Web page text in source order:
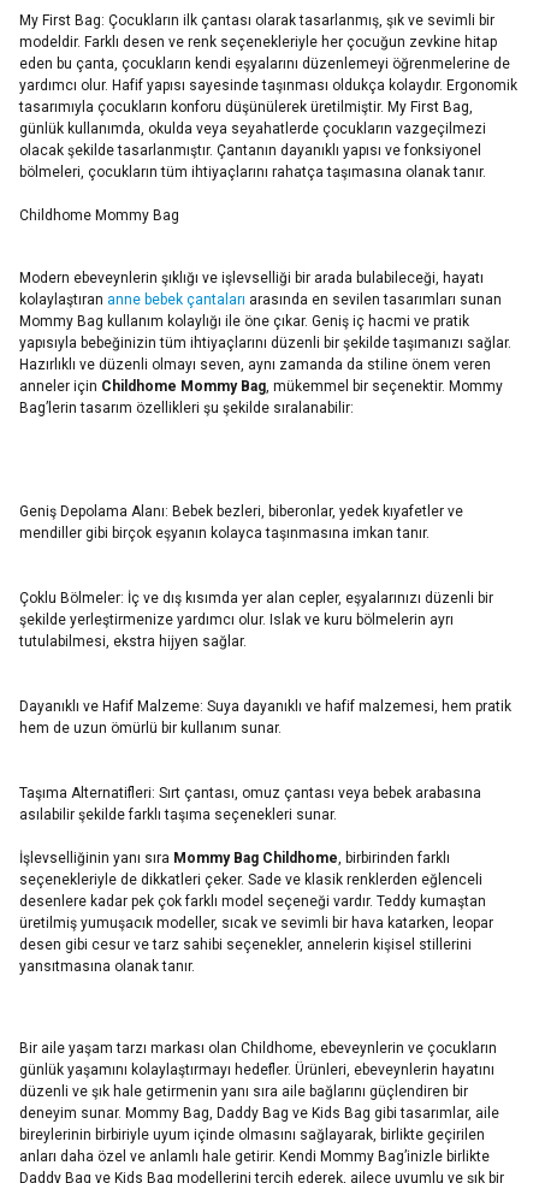
My First Bag: Çocukların ilk çantası olarak tasarlanmış, şık ve sevimli bir
modeldir. Farklı desen ve renk seçenekleriyle her çocuğun zevkine hitap
eden bu çanta, çocukların kendi eşyalarını düzenlemeyi öğrenmelerine de
yardımcı olur. Hafif yapısı sayesinde taşınması oldukça kolaydır. Ergonomik
tasarımıyla çocukların konforu düşünülerek üretilmiştir. My First Bag,
günlük kullanımda, okulda veya seyahatlerde çocukların vazgeçilmezi
olacak şekilde tasarlanmıştır. Çantanın dayanıklı yapısı ve fonksiyonel
bölmeleri, çocukların tüm ihtiyaçlarını rahatça taşımasına olanak tanır.
Childhome Mommy Bag
Modern ebeveynlerin şıklığı ve işlevselliği bir arada bulabileceği, hayatı
kolaylaştıran anne bebek çantaları arasında en sevilen tasarımları sunan
Mommy Bag kullanım kolaylığı ile öne çıkar. Geniş iç hacmi ve pratik
yapısıyla bebeğinizin tüm ihtiyaçlarını düzenli bir şekilde taşımanızı sağlar.
Hazırlıklı ve düzenli olmayı seven, aynı zamanda da stiline önem veren
anneler için Childhome Mommy Bag, mükemmel bir seçenektir. Mommy
Bag’lerin tasarım özellikleri şu şekilde sıralanabilir:
Geniş Depolama Alanı: Bebek bezleri, biberonlar, yedek kıyafetler ve
mendiller gibi birçok eşyanın kolayca taşınmasına imkan tanır.
Çoklu Bölmeler: İç ve dış kısımda yer alan cepler, eşyalarınızı düzenli bir
şekilde yerleştirmenize yardımcı olur. Islak ve kuru bölmelerin ayrı
tutulabilmesi, ekstra hijyen sağlar.
Dayanıklı ve Hafif Malzeme: Suya dayanıklı ve hafif malzemesi, hem pratik
hem de uzun ömürlü bir kullanım sunar.
Taşıma Alternatifleri: Sırt çantası, omuz çantası veya bebek arabasına
asılabilir şekilde farklı taşıma seçenekleri sunar.
İşlevselliğinin yanı sıra Mommy Bag Childhome, birbirinden farklı
seçenekleriyle de dikkatleri çeker. Sade ve klasik renklerden eğlenceli
desenlere kadar pek çok farklı model seçeneği vardır. Teddy kumaştan
üretilmiş yumuşacık modeller, sıcak ve sevimli bir hava katarken, leopar
desen gibi cesur ve tarz sahibi seçenekler, annelerin kişisel stillerini
yansıtmasına olanak tanır.
Bir aile yaşam tarzı markası olan Childhome, ebeveynlerin ve çocukların
günlük yaşamını kolaylaştırmayı hedefler. Ürünleri, ebeveynlerin hayatını
düzenli ve şık hale getirmenin yanı sıra aile bağlarını güçlendiren bir
deneyim sunar. Mommy Bag, Daddy Bag ve Kids Bag gibi tasarımlar, aile
bireylerinin birbiriyle uyum içinde olmasını sağlayarak, birlikte geçirilen
anları daha özel ve anlamlı hale getirir. Kendi Mommy Bag’inizle birlikte
Daddy Bag ve Kids Bag modellerini tercih ederek, ailece uyumlu ve şık bir